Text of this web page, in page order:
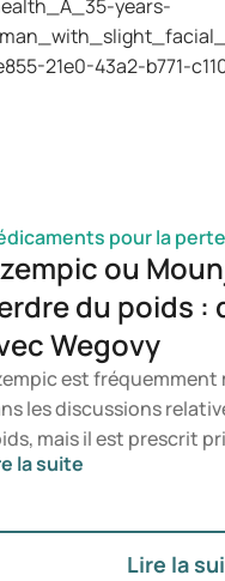
à candida peut se
ainsi à quel
un professionnel
pour la
ou
du poids :
Wegovy
est
les discussions
mais il est prescrit
du diabète de
à la gestion du
tels que
la suite
Lire la